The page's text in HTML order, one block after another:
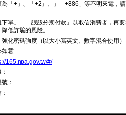
「+」、「+2」、」「+886」等不明來電，
單」、「誤設分期付款」以取信消費者，再
低詐騙的風險。
化密碼強度（以大小寫英文、數字混合使用
如意
165.npa.gov.tw/#/
：